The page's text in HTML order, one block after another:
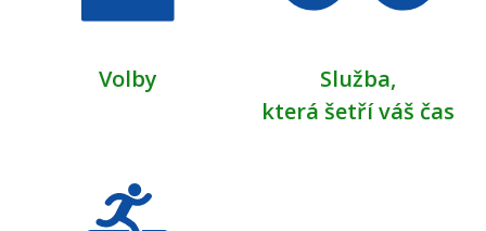
Volby
Služba,
která šetří váš čas